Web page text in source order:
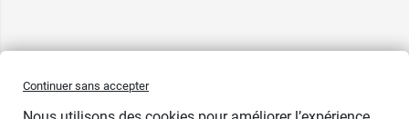
Continuer sans accepter